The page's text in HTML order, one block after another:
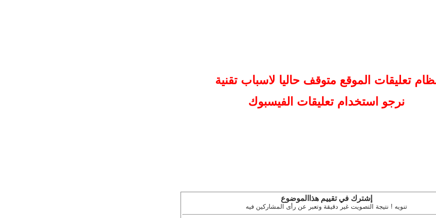
تعليقات الموقع متوقف حاليا لاسباب تقنية
نرجو استخدام تعليقات الفيسبوك
إشترك في تقييم هذاالموضوع
تنويه ! نتيجة التصويت غير دقيقة وتعبر عن رأى المشاركين فيه